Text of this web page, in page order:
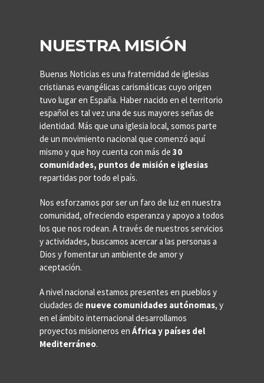
NUESTRA MISIÓN
Buenas Noticias es una fraternidad de iglesias
cristianas evangélicas carismáticas cuyo origen
tuvo lugar en España. Haber nacido en el territorio
español es tal vez una de sus mayores señas de
identidad. Más que una iglesia local, somos parte
de un movimiento nacional que comenzó aquí
mismo y que hoy cuenta con más de30
comunidades, puntos de misión e iglesias
repartidas por todo el país.
Nos esforzamos por ser un faro de luz en nuestra
comunidad, ofreciendo esperanza y apoyo a todos
los que nos rodean. A través de nuestros servicios
y actividades, buscamos acercar a las personas a
Dios y fomentar un ambiente de amor y
aceptación.
A nivel nacional estamos presentes en pueblos y
ciudades de nueve comunidades autónomas, y
en el ámbito internacional desarrollamos
proyectos misioneros enÁfrica y países del
Mediterráneo.